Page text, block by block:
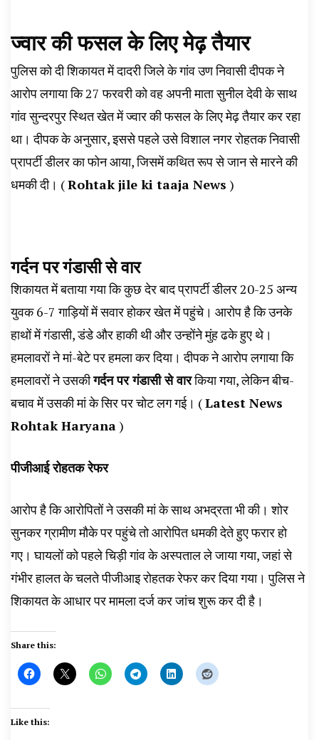
ज्वार की फसल के लिए मेढ़ तैयार
पुलिस को दी शिकायत में दादरी जिले के गांव उण निवासी दीपक ने
आरोप लगाया कि 27 फरवरी को वह अपनी माता सुनील देवी के साथ
गांव सुन्दरपुर स्थित खेत में ज्वार की फसल के लिए मेढ़ तैयार कर रहा
था। दीपक के अनुसार, इससे पहले उसे विशाल नगर रोहतक निवासी
प्रापर्टी डीलर का फोन आया, जिसमें कथित रूप से जान से मारने की
धमकी दी। (Rohtak jile ki taaja News )
गर्दन पर गंडासी से वार
शिकायत में बताया गया कि कुछ देर बाद प्रापर्टी डीलर 20-25 अन्य
युवक 6-7 गाड़ियों में सवार होकर खेत में पहुंचे। आरोप है कि उनके
हाथों में गंडासी, डंडे और हाकी थी और उन्होंने मुंह ढके हुए थे।
हमलावरों ने मां-बेटे पर हमला कर दिया। दीपक ने आरोप लगाया कि
हमलावरों ने उसकीगर्दन पर गंडासी से वारकिया गया, लेकिन बीच-
बचाव में उसकी मां के सिर पर चोट लग गई। (Latest News
Rohtak Haryana )
पीजीआई रोहतक रेफर
आरोप है कि आरोपितों ने उसकी मां के साथ अभद्रता भी की। शोर
सुनकर ग्रामीण मौके पर पहुंचे तो आरोपित धमकी देते हुए फरार हो
गए। घायलों को पहले चिड़ी गांव के अस्पताल ले जाया गया, जहां से
गंभीर हालत के चलते पीजीआइ रोहतक रेफर कर दिया गया। पुलिस ने
शिकायत के आधार पर मामला दर्ज कर जांच शुरू कर दी है।
Share this:
Like this: